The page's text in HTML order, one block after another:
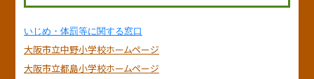
いじめ・体罰等に関する窓口
大阪市立中野小学校ホームページ
大阪市立都島小学校ホームページ